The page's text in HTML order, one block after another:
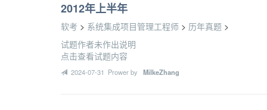
2012年上半年
软考 > 系统集成项目管理工程师 > 历年真题 >
试题作者未作出说明
点击查看试题内容
2024-07-31 Prower by MilkeZhang